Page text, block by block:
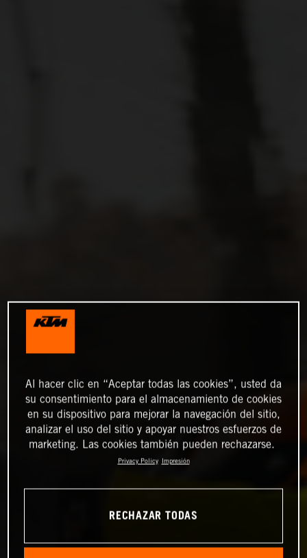
Al hacer clic en “Aceptar todas las cookies”, usted da
su consentimiento para el almacenamiento de cookies
en su dispositivo para mejorar la navegación del sitio,
analizar el uso del sitio y apoyar nuestros esfuerzos de
marketing. Las cookies también pueden rechazarse.
Privacy Policy Impresión
RECHAZAR TODAS